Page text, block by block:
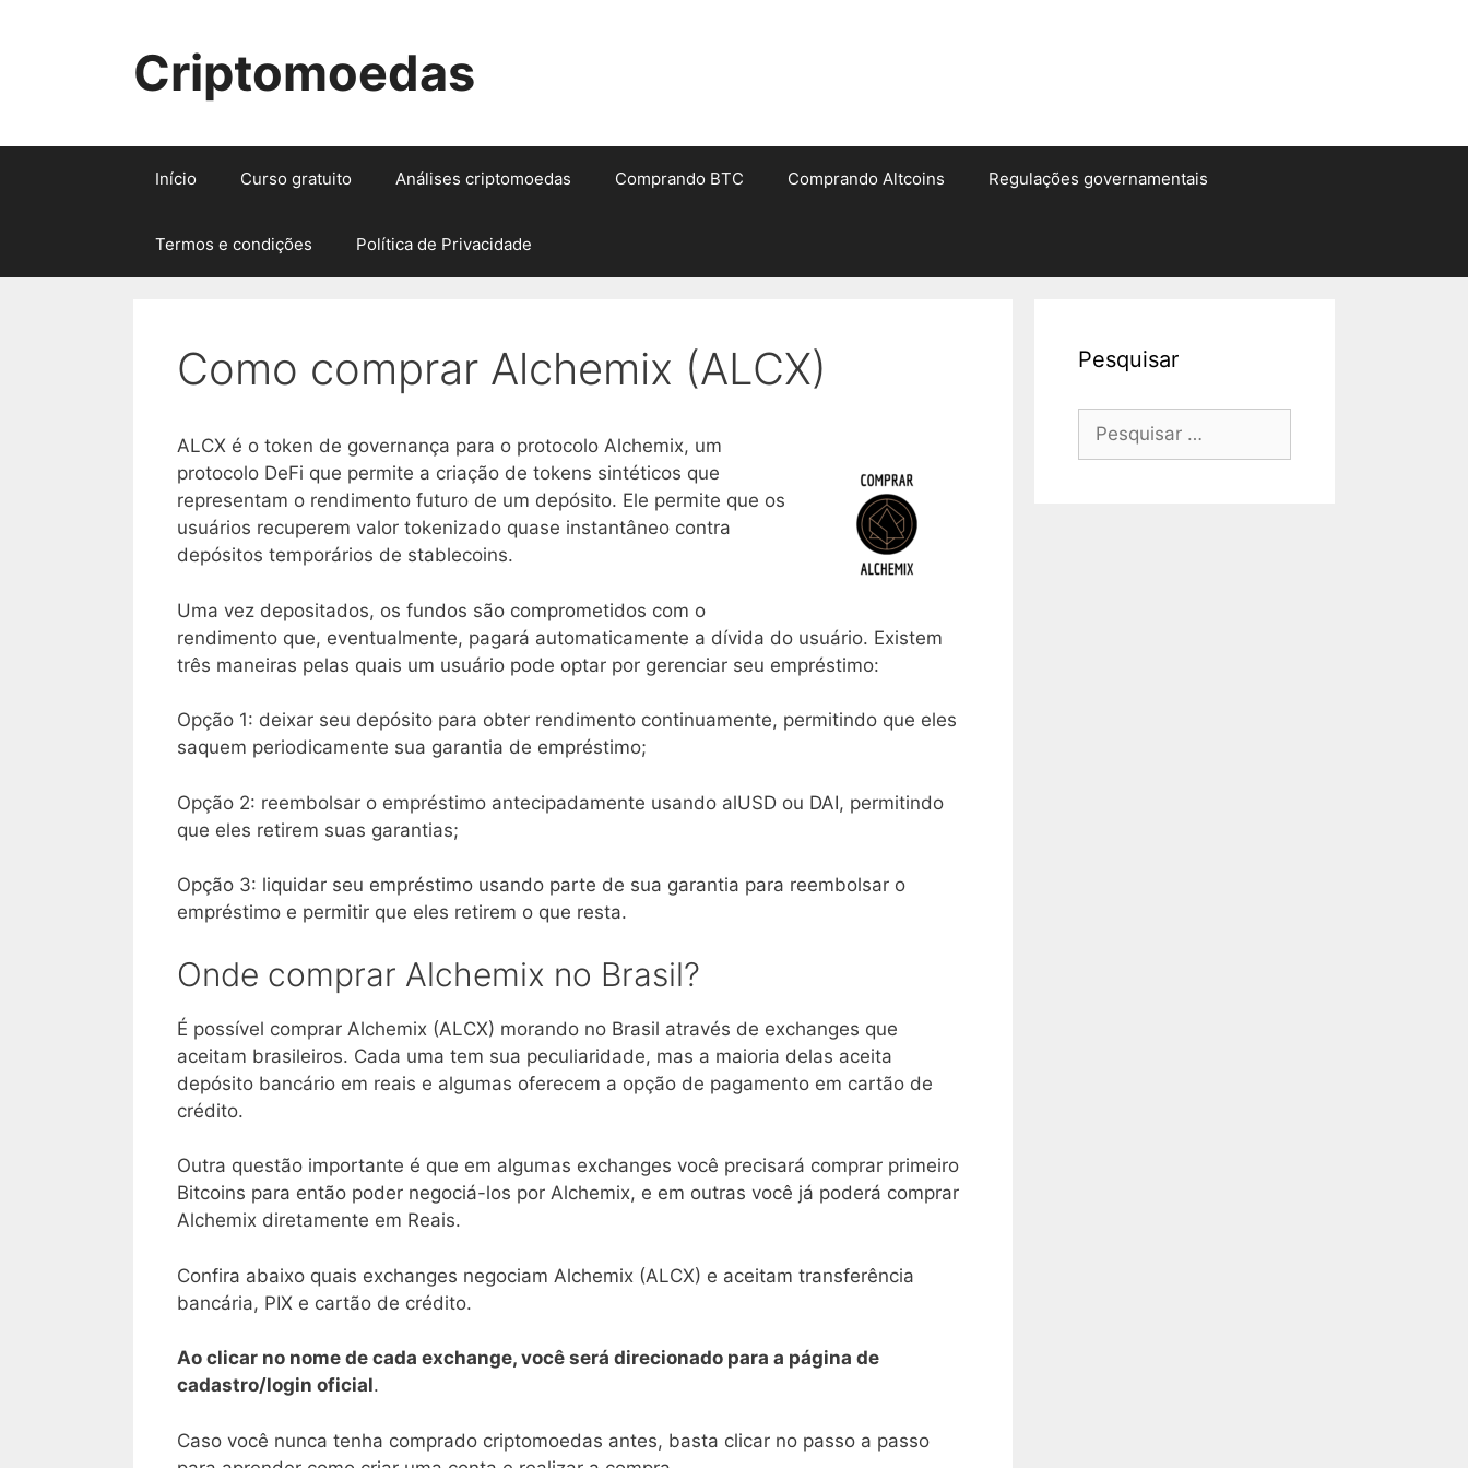
Criptomoedas
Início Curso gratuito Análises criptomoedas Comprando BTC Comprando Altcoins Regulações governamentais
Termos e condições Política de Privacidade
Como comprar Alchemix (ALCX)
ALCX é o token de governança para o protocolo Alchemix, um
protocolo DeFi que permite a criação de tokens sintéticos que
representam o rendimento futuro de um depósito. Ele permite que os
usuários recuperem valor tokenizado quase instantâneo contra
depósitos temporários de stablecoins.
Uma vez depositados, os fundos são comprometidos com o
rendimento que, eventualmente, pagará automaticamente a dívida do usuário. Existem
três maneiras pelas quais um usuário pode optar por gerenciar seu empréstimo:
Opção 1: deixar seu depósito para obter rendimento continuamente, permitindo que eles
saquem periodicamente sua garantia de empréstimo;
Opção 2: reembolsar o empréstimo antecipadamente usando alUSD ou DAI, permitindo
que eles retirem suas garantias;
Opção 3: liquidar seu empréstimo usando parte de sua garantia para reembolsar o
empréstimo e permitir que eles retirem o que resta.
Onde comprar Alchemix no Brasil?
É possível comprar Alchemix (ALCX) morando no Brasil através de exchanges que
aceitam brasileiros. Cada uma tem sua peculiaridade, mas a maioria delas aceita
depósito bancário em reais e algumas oferecem a opção de pagamento em cartão de
crédito.
Outra questão importante é que em algumas exchanges você precisará comprar primeiro
Bitcoins para então poder negociá-los por Alchemix, e em outras você já poderá comprar
Alchemix diretamente em Reais.
Confira abaixo quais exchanges negociam Alchemix (ALCX) e aceitam transferência
bancária, PIX e cartão de crédito.
Ao clicar no nome de cada exchange, você será direcionado para a página de
cadastro/login oficial.
Caso você nunca tenha comprado criptomoedas antes, basta clicar no passo a passo
Pesquisar
Pesquisar